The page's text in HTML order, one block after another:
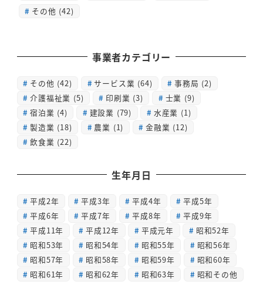
その他 (42)
事業者カテゴリー
その他 (42) サービス業 (64) 事務局 (2)
介護福祉業 (5) 印刷業 (3) 士業 (9)
宿泊業 (4) 建設業 (79) 水産業 (1)
製造業 (18) 農業 (1) 金融業 (12)
飲食業 (22)
生年月日
平成2年 平成3年 平成4年
平成5年
平成6年
平成7年 平成8年
平成9年
平成11年
平成12年 平成元年
昭和52年
昭和53年
昭和54年 昭和55年
昭和56年
昭和57年
昭和58年 昭和59年
昭和60年
昭和61年
昭和62年 昭和63年 昭和その他